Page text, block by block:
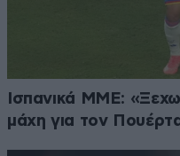
Ισπανικά ΜΜΕ:
μάχη για τον